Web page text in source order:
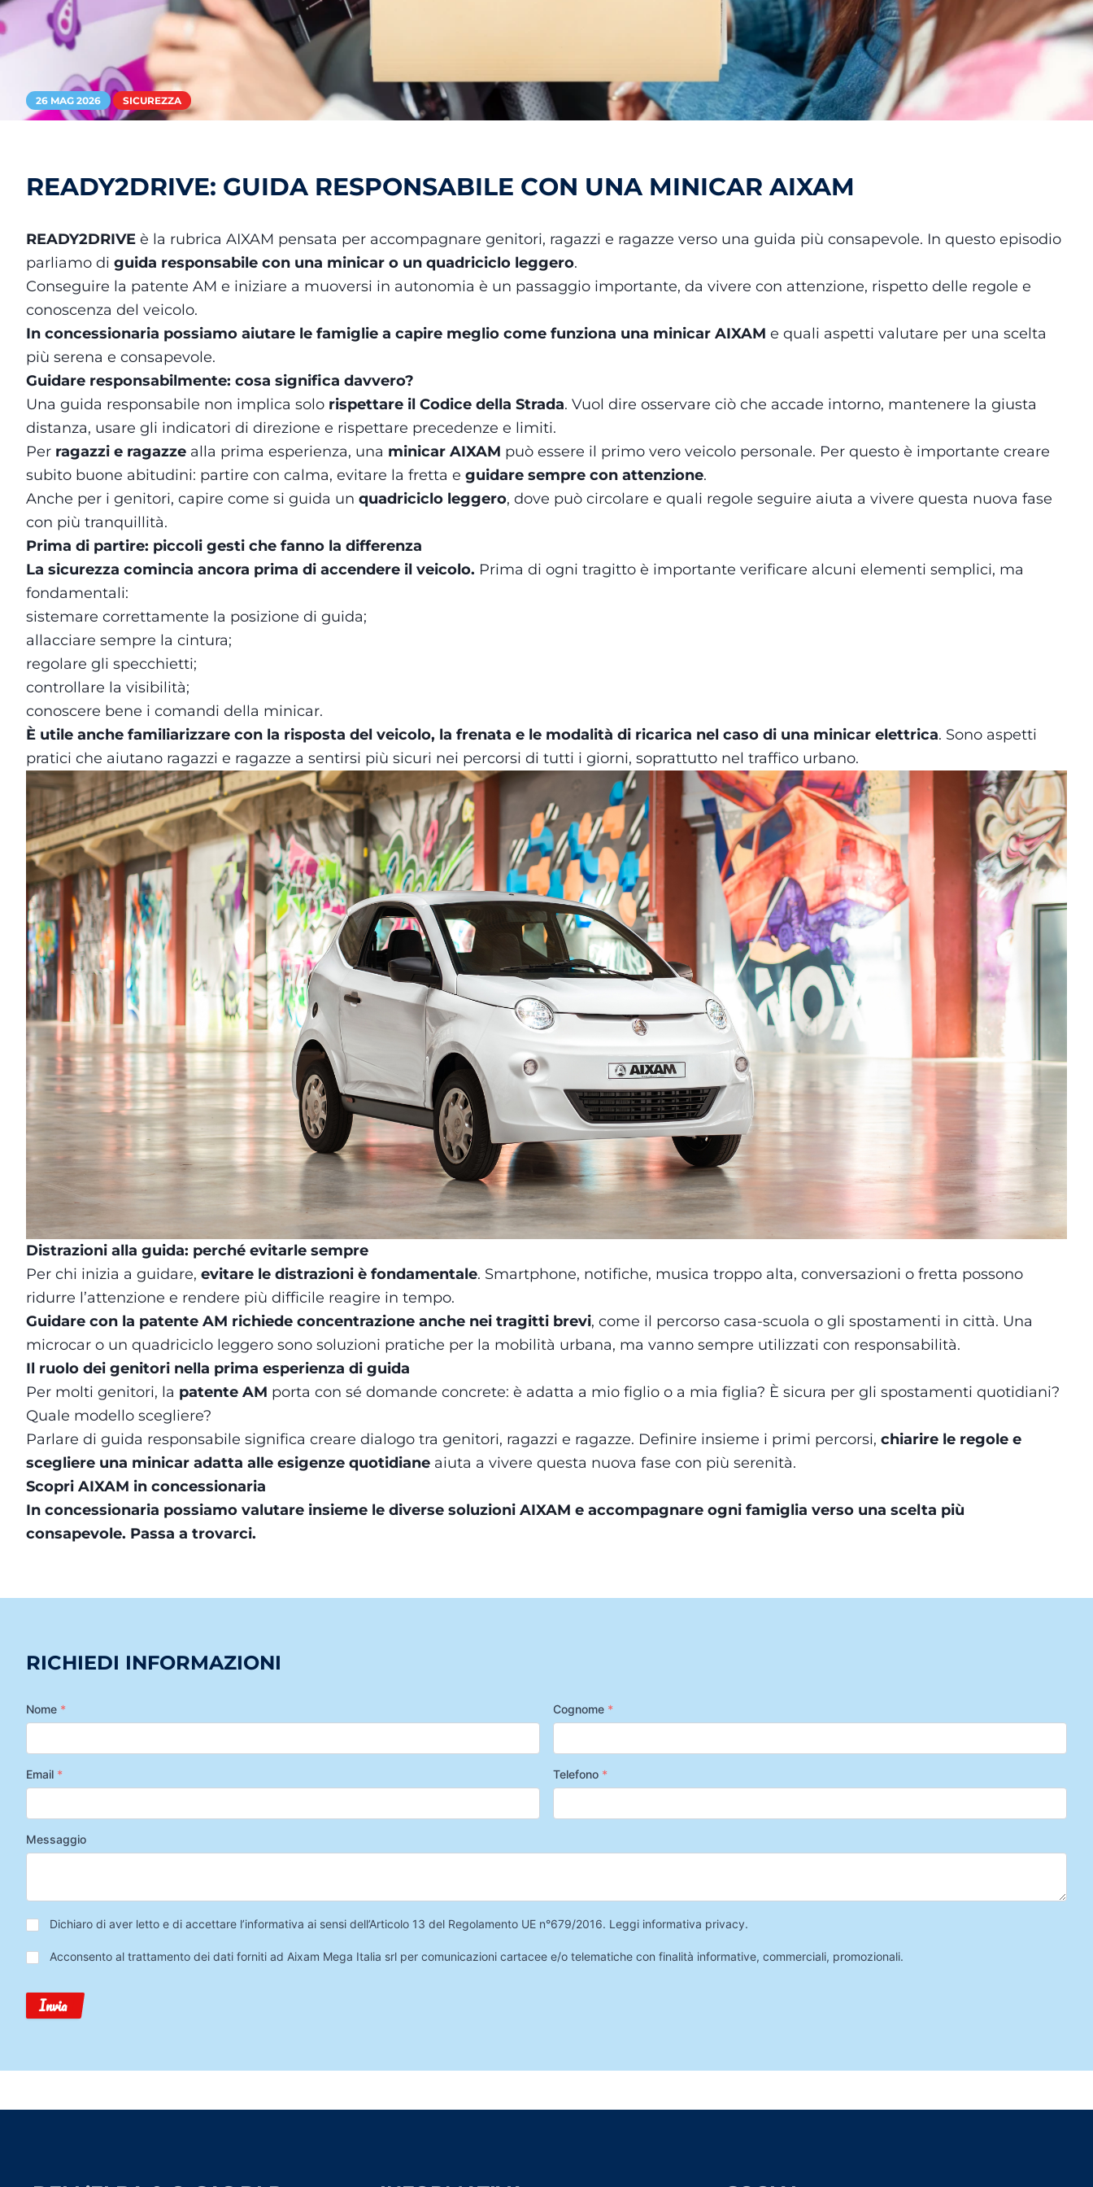
26 MAG 2026 SICUREZZA
READY2DRIVE: GUIDA RESPONSABILE CON UNA MINICAR AIXAM
READY2DRIVE è la rubrica AIXAM pensata per accompagnare genitori, ragazzi e ragazze verso una guida più consapevole. In questo episodio
parliamo di guida responsabile con una minicar o un quadriciclo leggero.
Conseguire la patente AM e iniziare a muoversi in autonomia è un passaggio importante, da vivere con attenzione, rispetto delle regole e
conoscenza del veicolo.
In concessionaria possiamo aiutare le famiglie a capire meglio come funziona una minicar AIXAM e quali aspetti valutare per una scelta
più serena e consapevole.
Guidare responsabilmente: cosa significa davvero?
Una guida responsabile non implica solo rispettare il Codice della Strada. Vuol dire osservare ciò che accade intorno, mantenere la giusta
distanza, usare gli indicatori di direzione e rispettare precedenze e limiti.
Per ragazzi e ragazze alla prima esperienza, una minicar AIXAM può essere il primo vero veicolo personale. Per questo è importante creare
subito buone abitudini: partire con calma, evitare la fretta e guidare sempre con attenzione.
Anche per i genitori, capire come si guida un quadriciclo leggero, dove può circolare e quali regole seguire aiuta a vivere questa nuova fase
con più tranquillità.
Prima di partire: piccoli gesti che fanno la differenza
La sicurezza comincia ancora prima di accendere il veicolo. Prima di ogni tragitto è importante verificare alcuni elementi semplici, ma
fondamentali:
sistemare correttamente la posizione di guida;
allacciare sempre la cintura;
regolare gli specchietti;
controllare la visibilità;
conoscere bene i comandi della minicar.
È utile anche familiarizzare con la risposta del veicolo, la frenata e le modalità di ricarica nel caso di una minicar elettrica. Sono aspetti
pratici che aiutano ragazzi e ragazze a sentirsi più sicuri nei percorsi di tutti i giorni, soprattutto nel traffico urbano.
Distrazioni alla guida: perché evitarle sempre
Per chi inizia a guidare, evitare le distrazioni è fondamentale. Smartphone, notifiche, musica troppo alta, conversazioni o fretta possono
ridurre l’attenzione e rendere più difficile reagire in tempo.
Guidare con la patente AM richiede concentrazione anche nei tragitti brevi, come il percorso casa-scuola o gli spostamenti in città. Una
microcar o un quadriciclo leggero sono soluzioni pratiche per la mobilità urbana, ma vanno sempre utilizzati con responsabilità.
Il ruolo dei genitori nella prima esperienza di guida
Per molti genitori, la patente AM porta con sé domande concrete: è adatta a mio figlio o a mia figlia? È sicura per gli spostamenti quotidiani?
Quale modello scegliere?
Parlare di guida responsabile significa creare dialogo tra genitori, ragazzi e ragazze. Definire insieme i primi percorsi, chiarire le regole e
scegliere una minicar adatta alle esigenze quotidiane aiuta a vivere questa nuova fase con più serenità.
Scopri AIXAM in concessionaria
In concessionaria possiamo valutare insieme le diverse soluzioni AIXAM e accompagnare ogni famiglia verso una scelta più
consapevole. Passa a trovarci.
RICHIEDI INFORMAZIONI
Nome * Cognome *
Email * Telefono *
Messaggio
Privacy*
Dichiaro di aver letto e di accettare l’informativa ai sensi dell’Articolo 13 del Regolamento UE n°679/2016. Leggi informativa privacy.
Trattamento
Dati
Acconsento al trattamento dei dati forniti ad Aixam Mega Italia srl per comunicazioni cartacee e/o telematiche con finalità informative, commerciali, promozionali.
Invia